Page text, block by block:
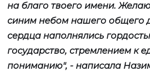
на благо твоего имени.
синим небом нашего общего
сердца наполнялись
государство, стремлением к
пониманию", - написала